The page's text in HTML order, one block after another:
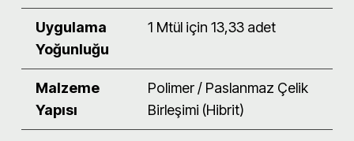
Uygulama
Yoğunluğu
1 Mtül için 13,33 adet
Malzeme
Yapısı
Polimer / Paslanmaz Çelik
Birleşimi (Hibrit)